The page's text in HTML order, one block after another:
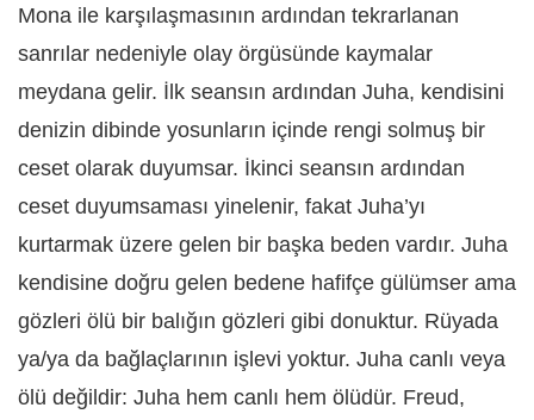
Mona ile karşılaşmasının ardından tekrarlanan
sanrılar nedeniyle olay örgüsünde kaymalar
meydana gelir. İlk seansın ardından Juha, kendisini
denizin dibinde yosunların içinde rengi solmuş bir
ceset olarak duyumsar. İkinci seansın ardından
ceset duyumsaması yinelenir, fakat Juha’yı
kurtarmak üzere gelen bir başka beden vardır. Juha
kendisine doğru gelen bedene hafifçe gülümser ama
gözleri ölü bir balığın gözleri gibi donuktur. Rüyada
ya/ya da bağlaçlarının işlevi yoktur. Juha canlı veya
ölü değildir: Juha hem canlı hem ölüdür. Freud,